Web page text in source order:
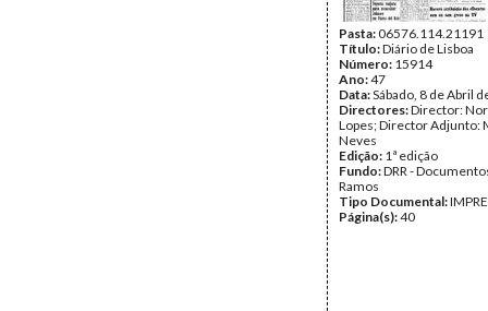
Pasta:06576.114.21191
Título:Diário de Lisboa
Número: 15914
Ano:47
Data:Sábado, 8 de Abril
Directores:Director:
Lopes; Director Adjunto:
Neves
Edição: 1ª edição
Fundo:DRR -
Ramos
Tipo Documental:
Página(s):40